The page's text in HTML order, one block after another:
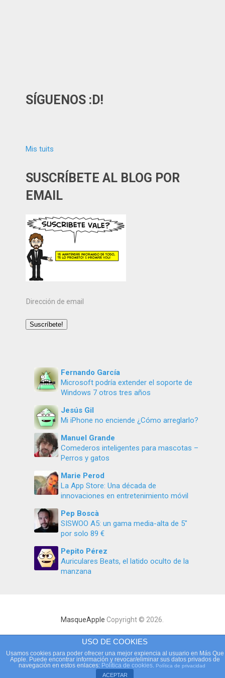
SÍGUENOS :D!
Mis tuits
SUSCRÍBETE AL BLOG POR
EMAIL
Dirección
email
Suscríbete!
Fernando García
Microsoft podría extender el soporte de
Windows 7 otros tres años
Jesús Gil
Mi iPhone no enciende ¿Cómo arreglarlo?
Manuel Grande
Comederos inteligentes para mascotas –
Perros y gatos
Marie Perod
La App Store: Una década de
innovaciones en entretenimiento móvil
Pep Boscà
SISWOO A5: un gama media-alta de 5″
por solo 89 €
Pepito Pérez
Auriculares Beats, el latido oculto de la
manzana
MasqueApple Copyright © 2026.
USO DE COOKIES
Usamos cookies para poder ofrecer una mejor expiencia al usuario en Más Que
Apple. Puede encontrar información y revocar/eliminar sus datos privados de
navegación en estos enlaces: Política de cookies. Política de privacidad
ACEPTAR